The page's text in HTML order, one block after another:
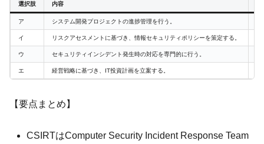
選択肢 内容
ア システム開発プロジェクトの進捗管理を行う。
イ リスクアセスメントに基づき、情報セキュリティポリシーを策定する。
ウ セキュリティインシデント発生時の対応を専門的に行う。
エ 経営戦略に基づき、IT投資計画を立案する。
【要点まとめ】
CSIRTはComputer Security Incident Response Team